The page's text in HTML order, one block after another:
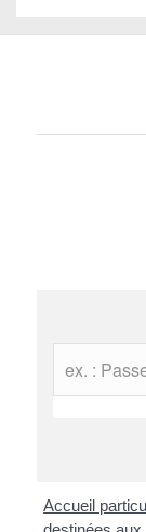
Accueil